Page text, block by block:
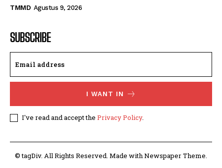
TMMD Agustus 9, 2026
SUBSCRIBE
I WANT IN
I've read and accept the Privacy Policy.
© tagDiv. All Rights Reserved. Made with Newspaper Theme.